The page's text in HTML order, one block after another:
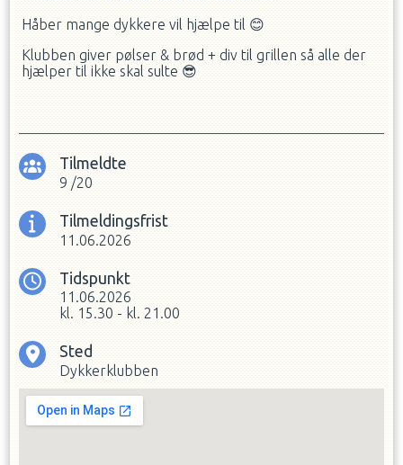
Håber mange dykkere vil hjælpe til 😊
Klubben giver pølser & brød + div til grillen så alle der
hjælper til ikke skal sulte 😎
Tilmeldte
9 /20
Tilmeldingsfrist
11.06.2026
Tidspunkt
11.06.2026
kl. 15.30 - kl. 21.00
Sted
Dykkerklubben